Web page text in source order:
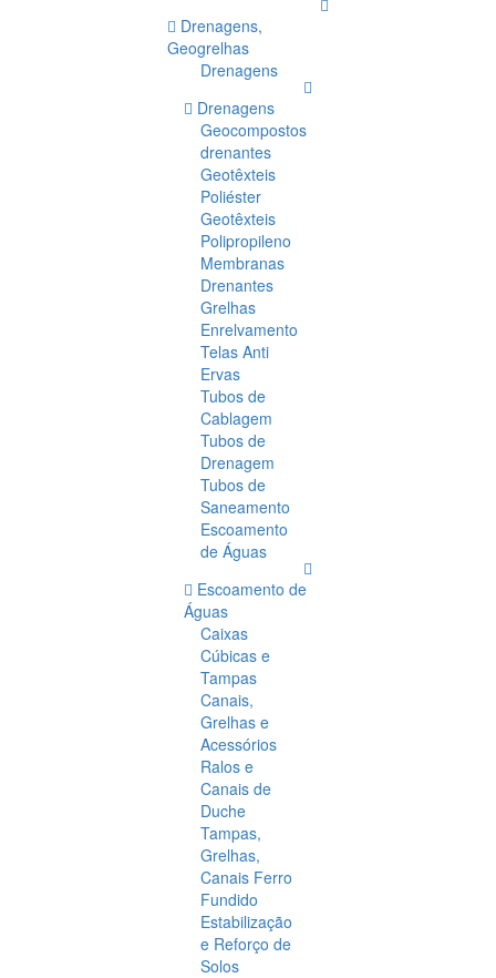
Drenagens,
Geogrelhas
Drenagens
Drenagens
Geocompostos
drenantes
Geotêxteis
Poliéster
Geotêxteis
Polipropileno
Membranas
Drenantes
Grelhas
Enrelvamento
Telas Anti
Ervas
Tubos de
Cablagem
Tubos de
Drenagem
Tubos de
Saneamento
Escoamento
de Águas
Escoamento de
Águas
Caixas
Cúbicas e
Tampas
Canais,
Grelhas e
Acessórios
Ralos e
Canais de
Duche
Tampas,
Grelhas,
Canais Ferro
Fundido
Estabilização
e Reforço de
Solos